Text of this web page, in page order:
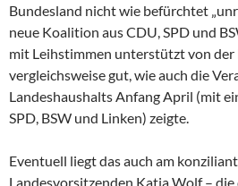
Bundesland nicht wie befürchtet
neue Koalition aus CDU, SPD und
mit Leihstimmen unterstützt von
vergleichsweise gut, wie auch die
Landeshaushalts Anfang April (mit
SPD, BSW und Linken) zeigte.
Eventuell liegt das auch am
Landesvorsitzenden Katja Wolf –